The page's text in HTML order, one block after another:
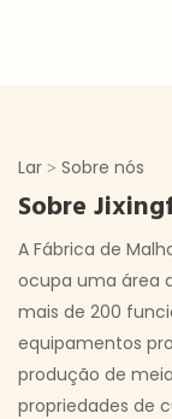
Lar > Sobre nós
Sobre
A Fábrica de
ocupa uma área
mais de 200
equipamentos
produção de
propriedades de